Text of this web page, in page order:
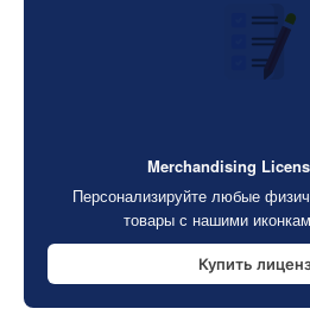
Merchandising
Персонализируйте любые
товары с нашими
Купить